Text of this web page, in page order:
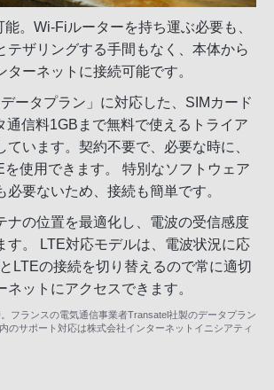
能。Wi-Fiルーターを持ち運ぶ必要も、
テザリングする手間もなく、本体から
ターネットに接続可能です。
ータプラン」に対応した、SIMカード
通信料1GBまで無料で使えるトライア
ています。契約不要で、必要な時に、
を使用できます。 特別なソフトウェア
必要ないため、接続も簡単です。
ナの位置を最適化し、電波の受信感度
す。 LTE対応モデルは、電波状況に応
LTEの接続を切り替えるので常に適切
ネットにアクセスできます。
フランスの電気通信事業者Transatel社製のデータプラン
のサポート対応は株式会社インターネットイニシアティ